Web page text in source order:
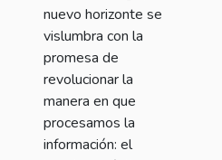
nuevo horizonte se
vislumbra con la
promesa de
revolucionar la
manera en que
procesamos la
información: el